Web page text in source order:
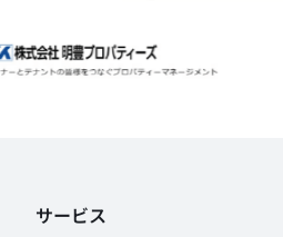
サービス